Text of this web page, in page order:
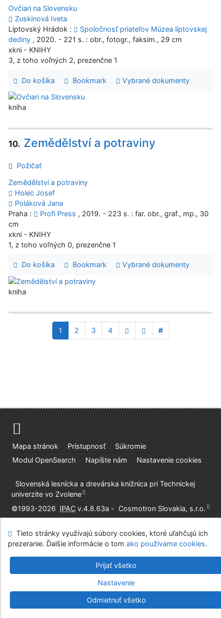
Ovčiari na Slovensku
Zuskinová Iveta
Liptovský Hrádok :
Spoločnosť priateľov Múzea liptovskej
dediny , 2020. - 221 s. : obr., fotogr., faksim., 29 cm
xkni - KNIHY
3, z toho voľných 2, prezenčne 1
Do košíka Bookmark Vybrané dokumenty
kniha
10. Zemědělství a potraviny
Požičať
Zemědělství a potraviny
Holec Josef
Poláková Jana
Praha :
Profi Press , 2019. - 223 s. : far. obr., graf., mp., 30
cm
xkni - KNIHY
1, z toho voľných 0, prezenčne 1
Do košíka Bookmark Vybrané dokumenty
kniha
1 2 3 4 #
Mapa stránok Prístupnosť
Súkromie
Modul OpenSearch
Napíšte nám Nastavenie cookies
Slovenská lesnícka a drevárska knižnica pri Technickej
univerzite vo Zvolene
©1993-2026 IPAC v.4.8.63a - Cosmotron Slovakia, s.r.o.
Tieto stránky využívajú súbory cookies, ktoré uľahčujú ich
prezeranie. Ďalšie informácie o tom ako používame cookies.
Prijať všetko
Nastavenie
Odmietnuť všetko